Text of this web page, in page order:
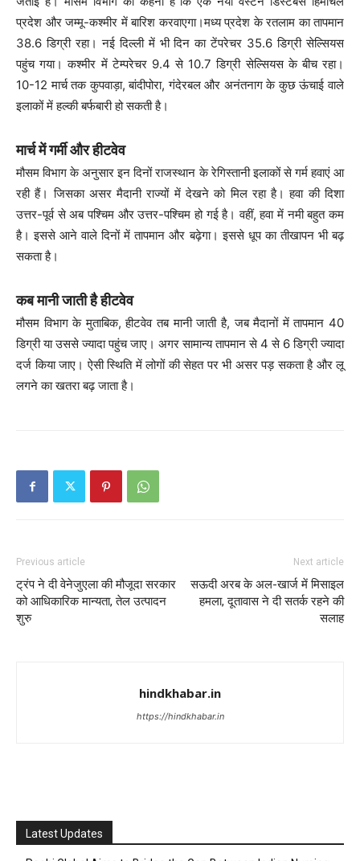
प्रदेश और जम्मू-कश्मीर में बारिश करवाएगा।मध्य प्रदेश के रतलाम का तापमान
38.6 डिग्री रहा। नई दिल्ली में भी दिन का टेंपरेचर 35.6 डिग्री सेल्सियस
पहुंच गया। कश्मीर में टेम्परेचर 9.4 से 10.7 डिग्री सेल्सियस के बीच रहा।
10-12 मार्च तक कुपवाड़ा, बांदीपोरा, गंदेरबल और अनंतनाग के कुछ ऊंचाई वाले
इलाकों में हल्की बर्फबारी हो सकती है।
मार्च में गर्मी और हीटवेव
मौसम विभाग के अनुसार इन दिनों राजस्थान के रेगिस्तानी इलाकों से गर्म हवाएं आ
रही हैं। जिसका असर मैदानी राज्यों में देखने को मिल रहा है। हवा की दिशा
उत्तर-पूर्व से अब पश्चिम और उत्तर-पश्चिम हो गई है। वहीं, हवा में नमी बहुत कम
है। इससे आने वाले दिनों में तापमान और बढ़ेगा। इससे धूप का तीखापन भी बढ़
सकता है।
कब मानी जाती है हीटवेव
मौसम विभाग के मुताबिक, हीटवेव तब मानी जाती है, जब मैदानों में तापमान 40
डिग्री या उससे ज्यादा पहुंच जाए। अगर सामान्य तापमान से 4 से 6 डिग्री ज्यादा
दर्ज किया जाए। ऐसी स्थिति में लोगों की सेहत पर भी असर पड़ सकता है और लू
लगने का खतरा बढ़ जाता है।
Previous article
ट्रंप ने दी वेनेजुएला की मौजूदा सरकार
को आधिकारिक मान्यता, तेल उत्पादन
शुरु
Next article
सऊदी अरब के अल-खार्ज में मिसाइल
हमला, दूतावास ने दी सतर्क रहने की
सलाह
hindkhabar.in
https://hindkhabar.in
Latest Updates